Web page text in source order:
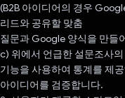
(B2B 아이디어의 경우
리드와 공유할 맞춤
질문과 Google 양식을 만들
c) 위에서 언급한 설문조사
기능을 사용하여 통계를 제
아이디어를 검증합니다.